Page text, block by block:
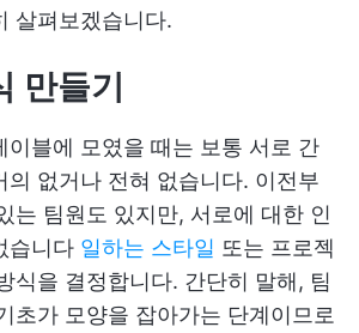
살펴보겠습니다.
만들기
이블에 모였을 때는 보통 서로 간
의 없거나 전혀 없습니다. 이전부
는 팀원도 있지만, 서로에 대한 인
습니다 일하는 스타일 또는 프로젝
식을 결정합니다. 간단히 말해, 팀
초가 모양을 잡아가는 단계이므로